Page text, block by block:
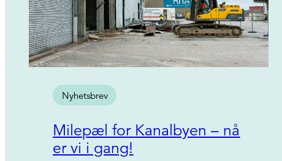
Nyhetsbrev
Milepæl for Kanalbyen – nå
er vi i gang!